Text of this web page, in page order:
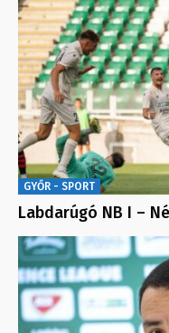
GYŐR - SPORT
Labdarúgó NB I –